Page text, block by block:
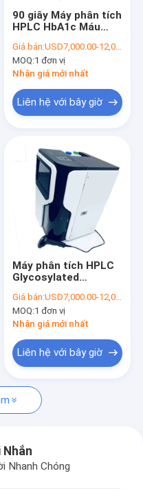
90 giây Máy phân tích
HPLC HbA1c Máu
loãng trước Màn hình
LCD 10 "đầy đủ màu
sắc
Giá bán:USD7,000.00-12,000.00/Unit
MOQ:1 đơn vị
Nhận giá mới nhất
Liên hệ với bây giờ
Máy phân tích HPLC
Glycosylated
động để phát hiện
định lượng bệnh tiểu
đường
Giá bán:USD7,000.00-12,000.00/Unit
MOQ:1 đơn vị
Nhận giá mới nhất
Liên hệ với bây giờ
Nhanh Chóng